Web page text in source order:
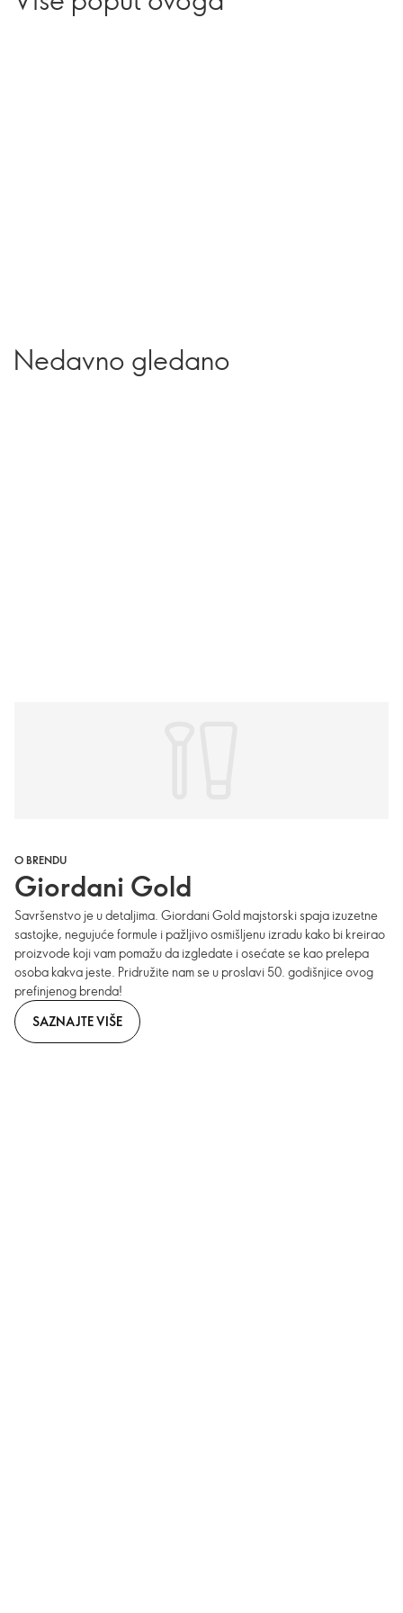
Nedavno gledano
O BRENDU
Giordani Gold
Savršenstvo je u detaljima. Giordani Gold majstorski spaja izuzetne
sastojke, negujuće formule i pažljivo osmišljenu izradu kako bi kreirao
proizvode koji vam pomažu da izgledate i osećate se kao prelepa
osoba kakva jeste. Pridružite nam se u proslavi 50. godišnjice ovog
prefinjenog brenda!
SAZNAJTE VIŠE